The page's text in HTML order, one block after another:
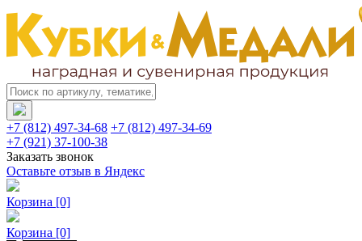
+7 (812) 497-34-68 +7 (812) 497-34-69
+7 (921) 37-100-38
Заказать звонок
Оставьте отзыв в Яндекс
Корзина [0]
Корзина [0]